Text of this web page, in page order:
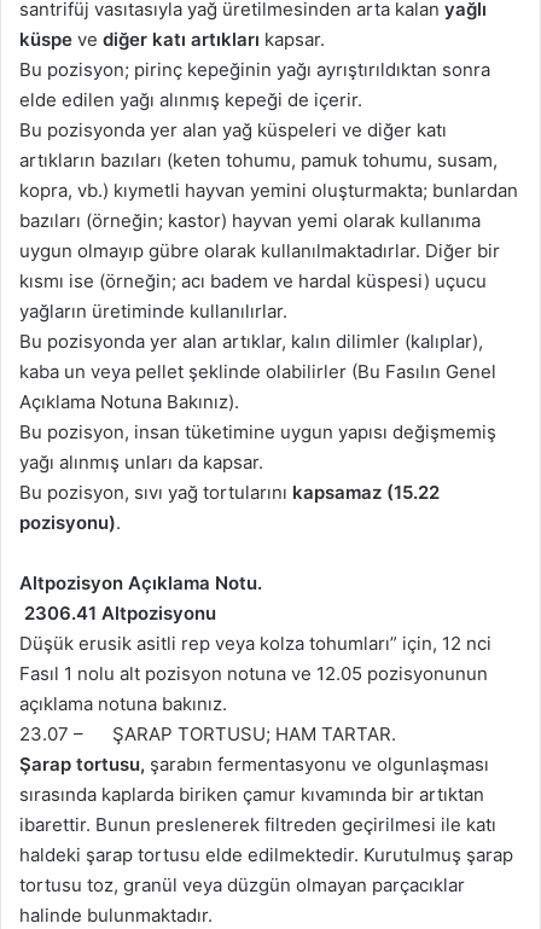
santrifüj vasıtasıyla yağ üretilmesinden arta kalan yağlı
küspe ve diğer katı artıkları kapsar.
Bu pozisyon; pirinç kepeğinin yağı ayrıştırıldıktan sonra
elde edilen yağı alınmış kepeği de içerir.
Bu pozisyonda yer alan yağ küspeleri ve diğer katı
artıkların bazıları (keten tohumu, pamuk tohumu, susam,
kopra, vb.) kıymetli hayvan yemini oluşturmakta; bunlardan
bazıları (örneğin; kastor) hayvan yemi olarak kullanıma
uygun olmayıp gübre olarak kullanılmaktadırlar. Diğer bir
kısmı ise (örneğin; acı badem ve hardal küspesi) uçucu
yağların üretiminde kullanılırlar.
Bu pozisyonda yer alan artıklar, kalın dilimler (kalıplar),
kaba un veya pellet şeklinde olabilirler (Bu Fasılın Genel
Açıklama Notuna Bakınız).
Bu pozisyon, insan tüketimine uygun yapısı değişmemiş
yağı alınmış unları da kapsar.
Bu pozisyon, sıvı yağ tortularını kapsamaz (15.22
pozisyonu).
Altpozisyon Açıklama Notu.
2306.41 Altpozisyonu
Düşük erusik asitli rep veya kolza tohumları” için, 12 nci
Fasıl 1 nolu alt pozisyon notuna ve 12.05 pozisyonunun
açıklama notuna bakınız.
23.07 – ŞARAP TORTUSU; HAM TARTAR.
Şarap tortusu, şarabın fermentasyonu ve olgunlaşması
sırasında kaplarda biriken çamur kıvamında bir artıktan
ibarettir. Bunun preslenerek filtreden geçirilmesi ile katı
haldeki şarap tortusu elde edilmektedir. Kurutulmuş şarap
tortusu toz, granül veya düzgün olmayan parçacıklar
halinde bulunmaktadır.